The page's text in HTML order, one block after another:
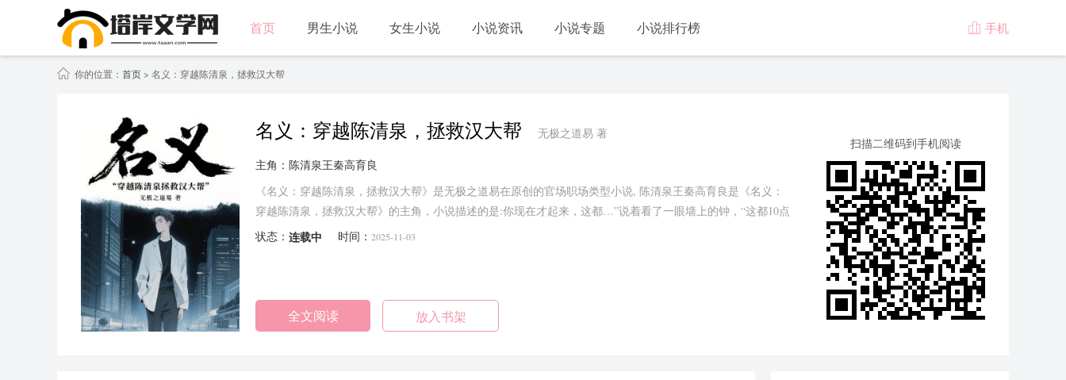
首页 男生小说 女生小说 小说资讯 小说专题 小说排行榜  手机
你的位置： 首页> 名义：穿越陈清泉，拯救汉大帮
名义：穿越陈清泉，拯救汉大帮 无极之道易 著
主角：陈清泉王秦高育良
《名义：穿越陈清泉，拯救汉大帮》是无极之道易在原创的官场职场类型小说, 陈清泉王秦高育良是《名义：
穿越陈清泉，拯救汉大帮》的主角，小说描述的是:你现在才起来，这都…”说着看了一眼墙上的钟，“这都10点
多了。”印象里，她不是个睡懒觉的人呐。听他这么说，金月梅翻了个白……...
状态： 连载中 时间： 2025-11-03
全文阅读 放入书架
扫描二维码到手机阅读